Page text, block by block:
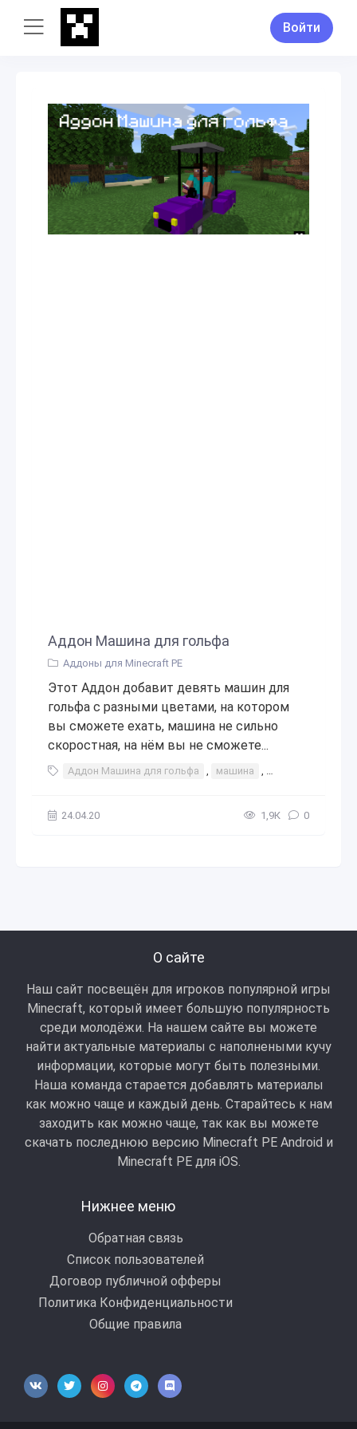
Войти
Аддон Машина для гольфа
Аддоны для Minecraft PE
Этот Аддон добавит девять машин для
гольфа с разными цветами, на котором
вы сможете ехать, машина не сильно
скоростная, на нём вы не сможете...
Аддон Машина для гольфа , машина , передвигаться
24.04.20 1,9К 0
О сайте
Наш сайт посвещён для игроков популярной игры
Minecraft, который имеет большую популярность
среди молодёжи. На нашем сайте вы можете
найти актуальные материалы с наполнеными кучу
информации, которые могут быть полезными.
Наша команда старается добавлять материалы
как можно чаще и каждый день. Старайтесь к нам
заходить как можно чаще, так как вы можете
скачать последнюю версию Minecraft PE Android и
Minecraft РЕ для iOS.
Нижнее меню
Обратная связь
Список пользователей
Договор публичной офферы
Политика Конфиденциальности
Общие правила